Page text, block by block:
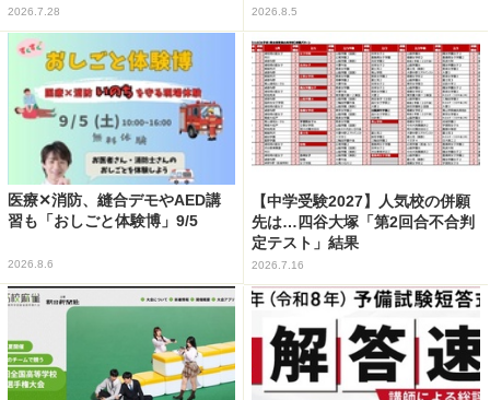
2026.7.28 2026.8.5
医療✕消防、縫合デモやAED講
習も「おしごと体験博」9/5
2026.8.6
【中学受験2027】人気校の併願
先は…四谷大塚「第2回合不合判
定テスト」結果
2026.7.16